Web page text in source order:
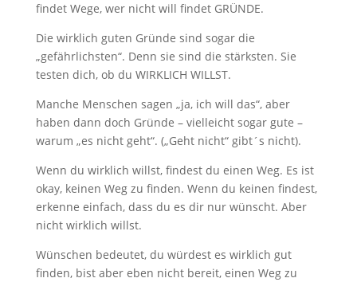
findet Wege, wer nicht will findet GRÜNDE.
Die wirklich guten Gründe sind sogar die
„gefährlichsten“. Denn sie sind die stärksten. Sie
testen dich, ob du WIRKLICH WILLST.
Manche Menschen sagen „ja, ich will das“, aber
haben dann doch Gründe – vielleicht sogar gute –
warum „es nicht geht“. („Geht nicht“ gibt´s nicht).
Wenn du wirklich willst, findest du einen Weg. Es ist
okay, keinen Weg zu finden. Wenn du keinen findest,
erkenne einfach, dass du es dir nur wünscht. Aber
nicht wirklich willst.
Wünschen bedeutet, du würdest es wirklich gut
finden, bist aber eben nicht bereit, einen Weg zu